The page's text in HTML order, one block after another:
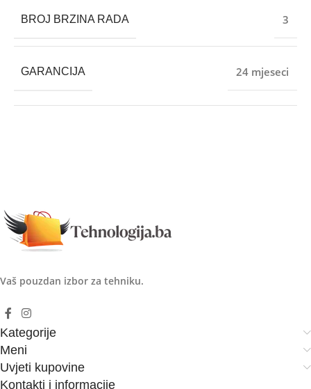
BROJ BRZINA RADA 3
GARANCIJA 24 mjeseci
Vaš pouzdan izbor za tehniku.
Kategorije
Meni
Uvjeti kupovine
Kontakti i informacije